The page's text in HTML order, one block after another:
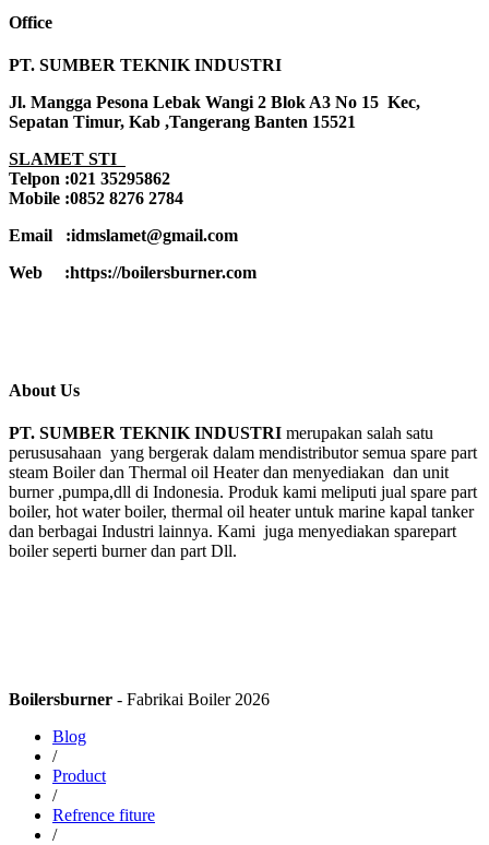
Office
PT. SUMBER TEKNIK INDUSTRI
Jl. Mangga Pesona Lebak Wangi 2 Blok A3 No 15 Kec,
Sepatan Timur, Kab ,Tangerang Banten 15521
SLAMET STI
Telpon :021 35295862
Mobile :0852 8276 2784
Email :idmslamet@gmail.com
Web :https://boilersburner.com
About Us
PT. SUMBER TEKNIK INDUSTRI merupakan salah satu
perususahaan yang bergerak dalam mendistributor semua spare part
steam Boiler dan Thermal oil Heater dan menyediakan dan unit
burner ,pumpa,dll di Indonesia. Produk kami meliputi jual spare part
boiler, hot water boiler, thermal oil heater untuk marine kapal tanker
dan berbagai Industri lainnya. Kami juga menyediakan sparepart
boiler seperti burner dan part Dll.
Boilersburner - Fabrikai Boiler 2026
Blog
/
Product
/
Refrence fiture
/